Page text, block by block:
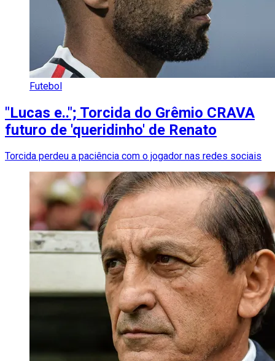
Futebol
"Lucas e.."; Torcida do Grêmio CRAVA
futuro de 'queridinho' de Renato
Torcida perdeu a paciência com o jogador nas redes sociais